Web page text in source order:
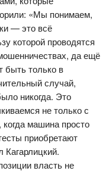
«Мы понимаем,
— это всё
которой проводятся
да ещё
быть только в
случай,
никогда. Это
не только с
машина просто
приобретают
власть не